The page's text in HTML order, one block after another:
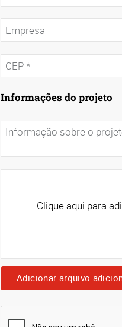
Informações do projeto
Adicionar arquivo